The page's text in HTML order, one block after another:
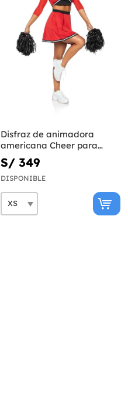
Disfraz de animadora
americana Cheer para
mujer
S/ 349
DISPONIBLE